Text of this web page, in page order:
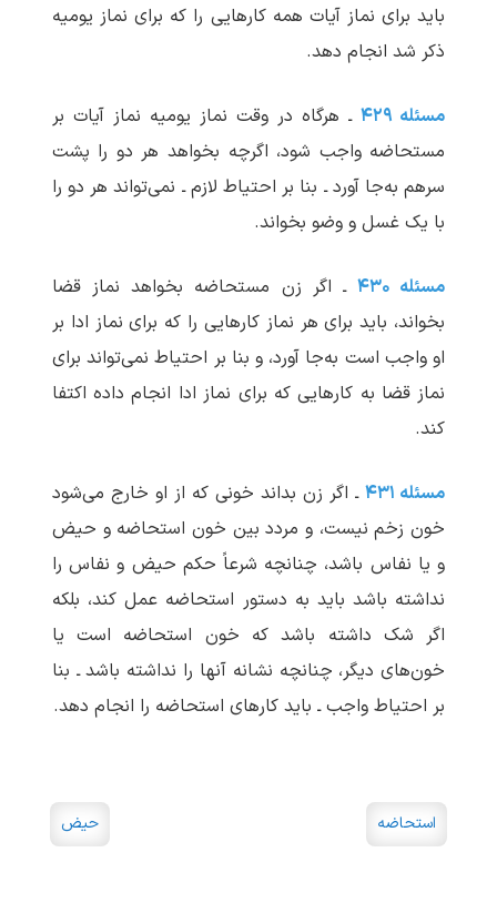
باید برای نماز آیات همه کارهایی را که برای نماز یومیه
ذکر شد انجام دهد.
مسئله ۴۲۹
ـ هرگاه در وقت نماز یومیه نماز آیات بر
مستحاضه واجب شود، اگرچه بخواهد هر دو را پشت
سرهم به‌جا آورد ـ بنا بر احتیاط لازم ـ نمی‌تواند هر دو را
با یک غسل و وضو بخواند.
مسئله ۴۳۰
ـ اگر زن مستحاضه بخواهد نماز قضا
بخواند، باید برای هر نماز کارهایی را که برای نماز ادا بر
او واجب است به‌جا آورد، و بنا بر احتیاط نمی‌تواند برای
نماز قضا به کارهایی که برای نماز ادا انجام داده اکتفا
کند.
مسئله ۴۳۱
ـ اگر زن بداند خونی که از او خارج می‌شود
خون زخم نیست، و مردد بین خون استحاضه و حیض
و یا نفاس باشد، چنانچه شرعاً حکم حیض و نفاس را
نداشته باشد باید به دستور استحاضه عمل کند، بلکه
اگر شک داشته باشد که خون استحاضه است یا
خون‌های دیگر، چنانچه نشانه آنها را نداشته باشد ـ بنا
بر احتیاط واجب ـ باید کارهای استحاضه را انجام دهد.
استحاضه حیض